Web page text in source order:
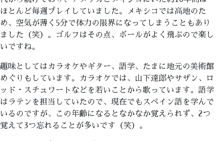
ほとんど毎週プレイしていました。メキシコでは高地のた
め、空気が薄く5分で体力の限界になってしまうこともあり
ました（笑）。ゴルフはその点、ボールがよく飛ぶので楽し
いですね。
趣味としてはカラオケやギター、語学、たまに地元の美術館
めぐりもしています。カラオケでは、山下達郎やサザン、ロ
ッド・スチュワートなどを若いことから歌っています。語学
はラテンを担当していたので、現在でもスペイン語を学んで
いるのですが、この年齢になるとなかなか覚えられず、2つ
覚えて3つ忘れることが多いです（笑）。